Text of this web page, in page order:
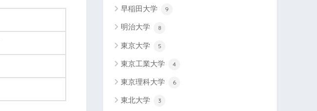
早稲田大学 9
明治大学 8
東京大学 5
東京工業大学 4
東京理科大学 6
東北大学 3